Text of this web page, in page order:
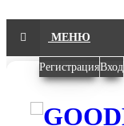
МЕНЮ
РегистрацияВход